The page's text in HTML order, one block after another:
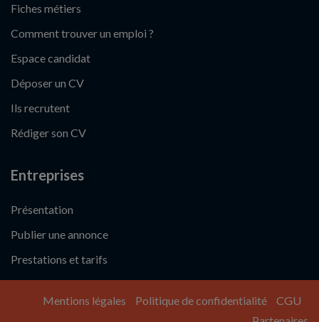
Fiches métiers
Comment trouver un emploi ?
Espace candidat
Déposer un CV
Ils recrutent
Rédiger son CV
Entreprises
Présentation
Publier une annonce
Prestations et tarifs
Mentions légales Politique de confidentialité
CGU